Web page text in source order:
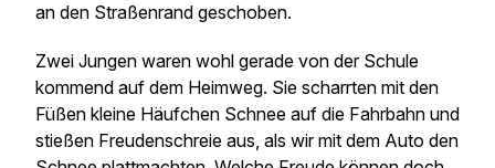
an den Straßenrand geschoben.
Zwei Jungen waren wohl gerade von der Schule
kommend auf dem Heimweg. Sie scharrten mit den
Füßen kleine Häufchen Schnee auf die Fahrbahn und
stießen Freudenschreie aus, als wir mit dem Auto den